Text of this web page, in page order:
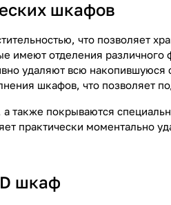
шкафов
что позволяет
отделения различного
удаляют всю
шкафов, что позволяет
также покрываются
практически моментально
шкаф